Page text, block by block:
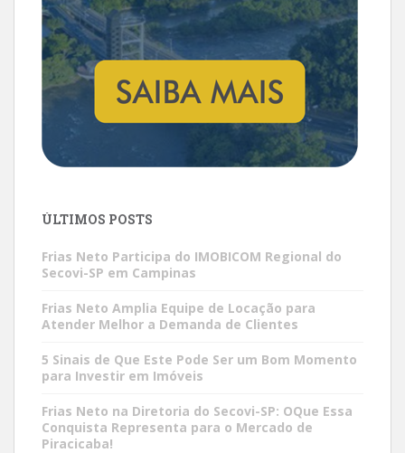
ÚLTIMOS POSTS
Frias Neto Participa do IMOBICOM Regional do
Secovi-SP em Campinas
Frias Neto Amplia Equipe de Locação para
Atender Melhor a Demanda de Clientes
5 Sinais de Que Este Pode Ser um Bom Momento
para Investir em Imóveis
Frias Neto na Diretoria do Secovi-SP: OQue Essa
Conquista Representa para o Mercado de
Piracicaba!